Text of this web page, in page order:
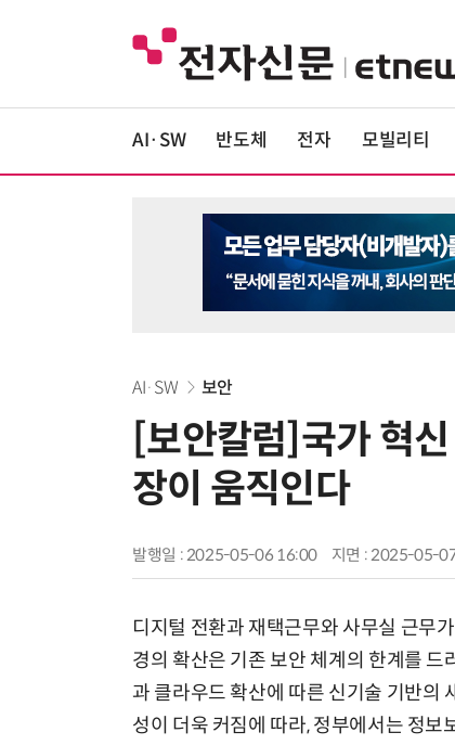
AI·SW 반도체 전자 모빌리티
AI·SW 보안
[보안칼럼]국가 혁
장이 움직인다
발행일 : 2025-05-06 16:00 지면 :2025-05-
디지털 전환과 재택근무와 사무실 근무
경의 확산은 기존 보안 체계의 한계를 드
과 클라우드 확산에 따른 신기술 기반의
성이 더욱 커짐에 따라, 정부에서는 정보